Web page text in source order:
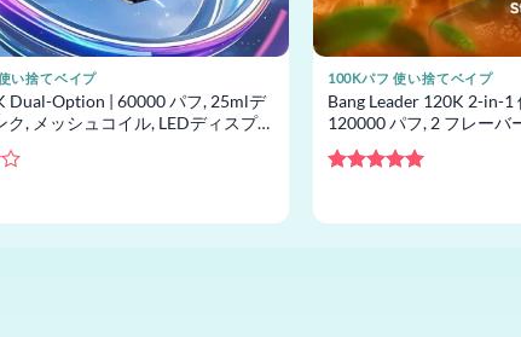
い捨てベイプ
Dual-Option | 60000 パフ, 25mlデ
ク, メッシュコイル, LEDディスプ
け使い捨てベイプ
100Kパフ 使い捨てベイプ
Bang Leader 120K 2-in-1
120000 パフ, 2 フレーバ
使い捨てベイプ卸売